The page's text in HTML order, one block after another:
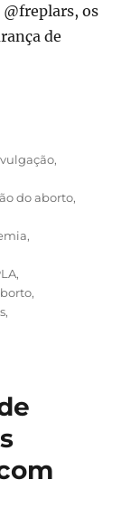
@freplars, os
de
,
do aborto,
,
,
,
,